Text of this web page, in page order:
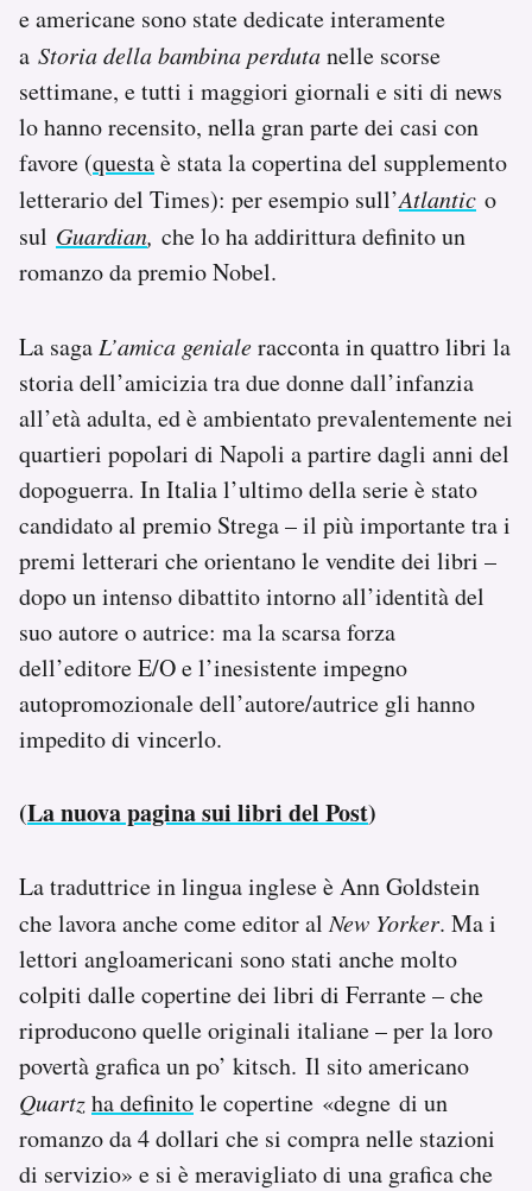
Hai bisogno di aiuto?
Esci
e americane sono state dedicate interamente
a Storia della bambina perdutanelle scorse
settimane, e tutti i maggiori giornali e siti di news
lo hanno recensito, nella gran parte dei casi con
favore (questaè stata la copertina del supplemento
letterario del Times): per esempio sull’Atlantic o
sul Guardian, che lo ha addirittura definito un
romanzo da premio Nobel.
La saga L’amica genialeracconta in quattro libri la
storia dell’amicizia tra due donne dall’infanzia
all’età adulta, ed è ambientato prevalentemente nei
quartieri popolari di Napoli a partire dagli anni del
dopoguerra. In Italia l’ultimo della serie è stato
candidato al premio Strega – il più importante tra i
premi letterari che orientano le vendite dei libri –
dopo un intenso dibattito intorno all’identità del
suo autore o autrice: ma la scarsa forza
dell’editore E/O e l’inesistente impegno
autopromozionale dell’autore/autrice gli hanno
impedito di vincerlo.
(La nuova pagina sui libri del Post)
La traduttrice in lingua inglese è Ann Goldstein
che lavora anche come editor alNew Yorker. Ma i
lettori angloamericani sono stati anche molto
colpiti dalle copertine dei libri di Ferrante – che
riproducono quelle originali italiane – per la loro
povertà grafica un po’ kitsch. Il sito americano
Quartzha definitole copertine «degne di un
romanzo da 4 dollari che si compra nelle stazioni
di servizio» e si è meravigliato di una grafica che